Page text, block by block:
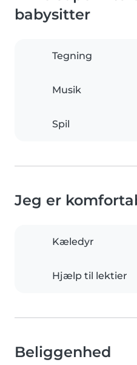
babysitter
Tegning
Musik
Spil
Jeg er
Kæledyr
Hjælp til lektier
Beliggenhed